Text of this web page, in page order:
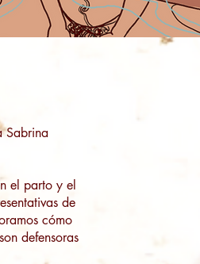
Sabrina
el parto y el
de
cómo
defensoras